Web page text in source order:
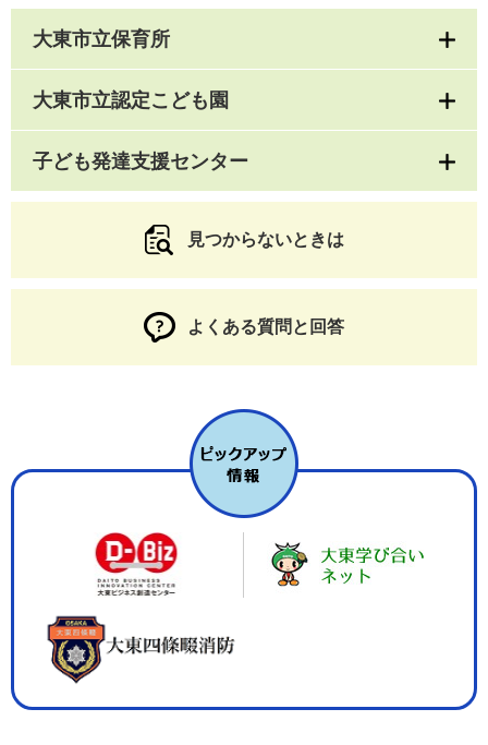
大東市立保育所
大東市立認定こども園
子ども発達支援センター
見つからないときは
よくある質問と回答